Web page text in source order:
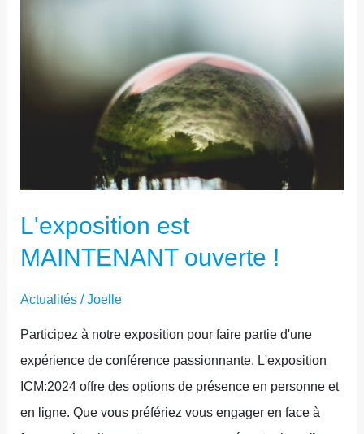
L'exposition est
MAINTENANT ouverte !
Actualités/Joelle
Participez à notre exposition pour faire partie d'une
expérience de conférence passionnante. L'exposition
ICM:2024 offre des options de présence en personne et
en ligne. Que vous préfériez vous engager en face à